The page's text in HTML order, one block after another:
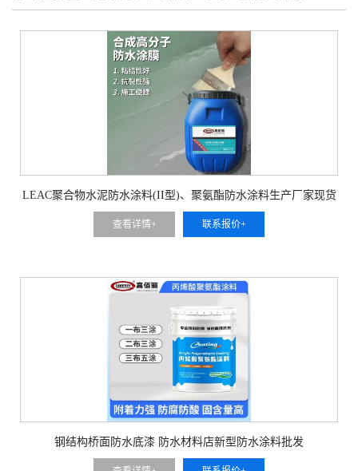
LEAC聚合物水泥防水涂料(II型)、聚氨酯防水涂料生产厂家现货
查看详情+ 联系报价+
钢结构桥面防水底漆 防水材料店新型防水涂料批发